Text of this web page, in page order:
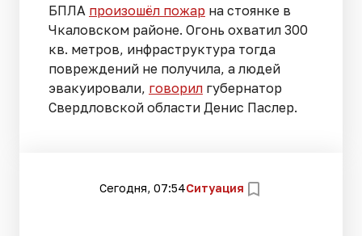
БПЛА произошёл пожар на стоянке в
Чкаловском районе. Огонь охватил 300
кв. метров, инфраструктура тогда
повреждений не получила, а людей
эвакуировали, говорил губернатор
Свердловской области Денис Паслер.
Сегодня, 07:54Ситуация